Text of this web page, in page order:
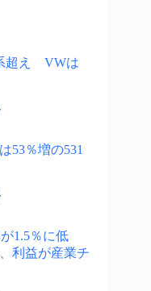
超え VWは
53％増の531
1.5％に低
利益が産業チ